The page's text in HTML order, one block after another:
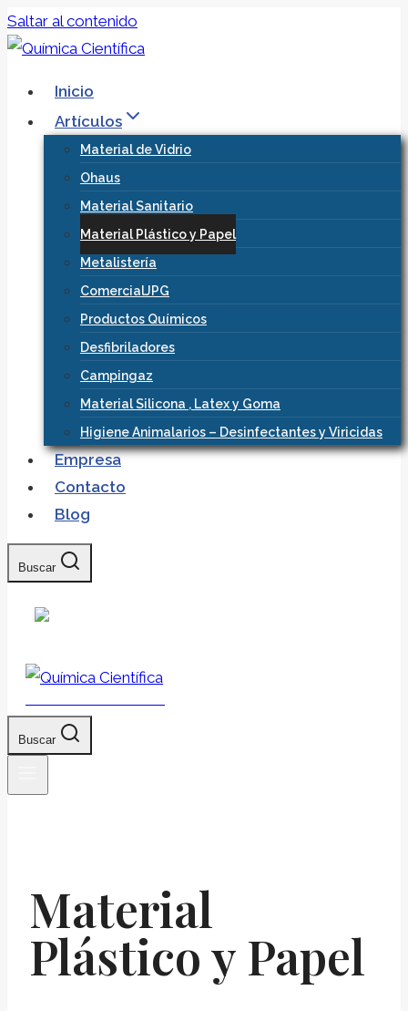
Saltar al contenido
Inicio
Artículos
Material de Vidrio
Ohaus
Material Sanitario
Material Plástico y Papel
Metalistería
ComercialJPG
Productos Químicos
Desfibriladores
Campingaz
Material Silicona , Latex y Goma
Higiene Animalarios – Desinfectantes y Viricidas
Empresa
Contacto
Blog
Buscar
Buscar
Material
Plástico y Papel